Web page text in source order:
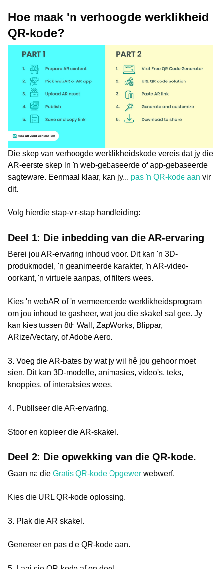
Hoe maak 'n verhoogde werklikheid
QR-kode?
Die skep van verhoogde werklikheidskode vereis dat jy die
AR-eerste skep in 'n web-gebaseerde of app-gebaseerde
sagteware. Eenmaal klaar, kan jy... pas 'n QR-kode aan vir
dit.
Volg hierdie stap-vir-stap handleiding:
Deel 1: Die inbedding van die AR-ervaring
Berei jou AR-ervaring inhoud voor. Dit kan 'n 3D-
produkmodel, 'n geanimeerde karakter, 'n AR-video-
oorkant, 'n virtuele aanpas, of filters wees.
Kies 'n webAR of 'n vermeerderde werklikheidsprogram
om jou inhoud te gasheer, wat jou die skakel sal gee. Jy
kan kies tussen 8th Wall, ZapWorks, Blippar,
ARize/Vectary, of Adobe Aero.
3. Voeg die AR-bates by wat jy wil hê jou gehoor moet
sien. Dit kan 3D-modelle, animasies, video's, teks,
knoppies, of interaksies wees.
4. Publiseer die AR-ervaring.
Stoor en kopieer die AR-skakel.
Deel 2: Die opwekking van die QR-kode.
Gaan na die Gratis QR-kode Opgewer webwerf.
Kies die URL QR-kode oplossing.
3. Plak die AR skakel.
Genereer en pas die QR-kode aan.